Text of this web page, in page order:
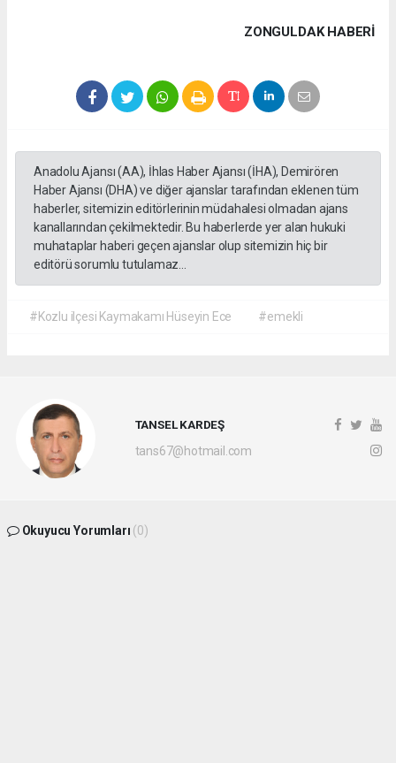
ZONGULDAK HABERİ
Anadolu Ajansı (AA), İhlas Haber Ajansı (İHA), Demirören
Haber Ajansı (DHA) ve diğer ajanslar tarafından eklenen tüm
haberler, sitemizin editörlerinin müdahalesi olmadan ajans
kanallarından çekilmektedir. Bu haberlerde yer alan hukuki
muhataplar haberi geçen ajanslar olup sitemizin hiç bir
editörü sorumlu tutulamaz...
#Kozlu ilçesi Kaymakamı Hüseyin Ece #emekli
TANSEL KARDEŞ
tans67@hotmail.com
Okuyucu Yorumları (0)